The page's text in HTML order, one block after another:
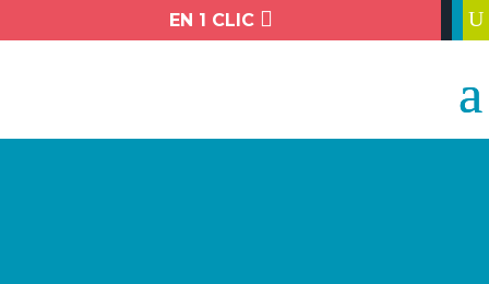
EN 1 CLIC  U